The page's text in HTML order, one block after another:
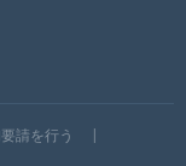
請を行う